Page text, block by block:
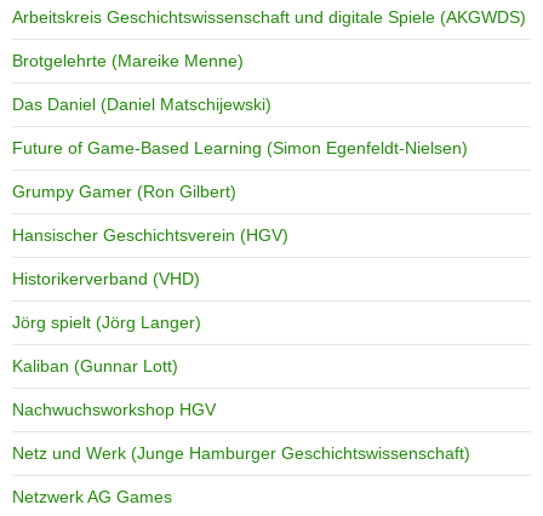
Arbeitskreis Geschichtswissenschaft und digitale Spiele (AKGWDS)
Brotgelehrte (Mareike Menne)
Das Daniel (Daniel Matschijewski)
Future of Game-Based Learning (Simon Egenfeldt-Nielsen)
Grumpy Gamer (Ron Gilbert)
Hansischer Geschichtsverein (HGV)
Historikerverband (VHD)
Jörg spielt (Jörg Langer)
Kaliban (Gunnar Lott)
Nachwuchsworkshop HGV
Netz und Werk (Junge Hamburger Geschichtswissenschaft)
Netzwerk AG Games